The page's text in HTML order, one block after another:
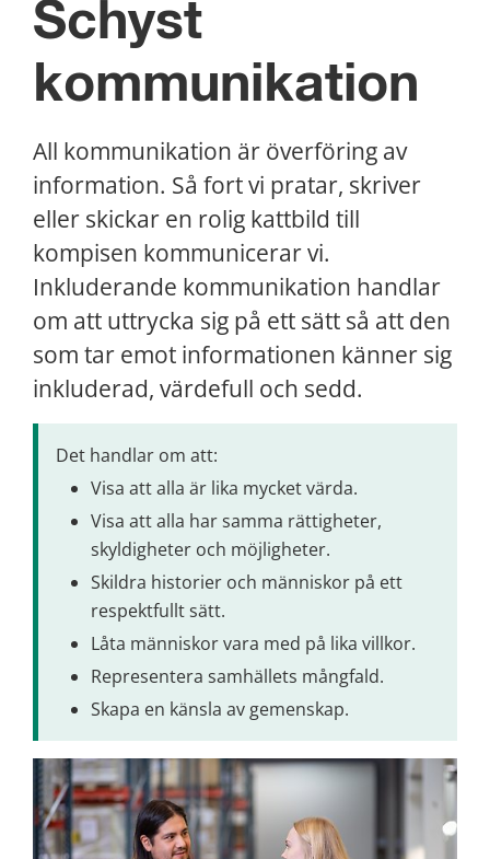
Schyst
kommunikation
All kommunikation är överföring av
information. Så fort vi pratar, skriver
eller skickar en rolig kattbild till
kompisen kommunicerar vi.
Inkluderande kommunikation handlar
om att uttrycka sig på ett sätt så att den
som tar emot informationen känner sig
inkluderad, värdefull och sedd.
Det handlar om att:
Visa att alla är lika mycket värda.
Visa att alla har samma rättigheter,
skyldigheter och möjligheter.
Skildra historier och människor på ett
respektfullt sätt.
Låta människor vara med på lika villkor.
Representera samhällets mångfald.
Skapa en känsla av gemenskap.